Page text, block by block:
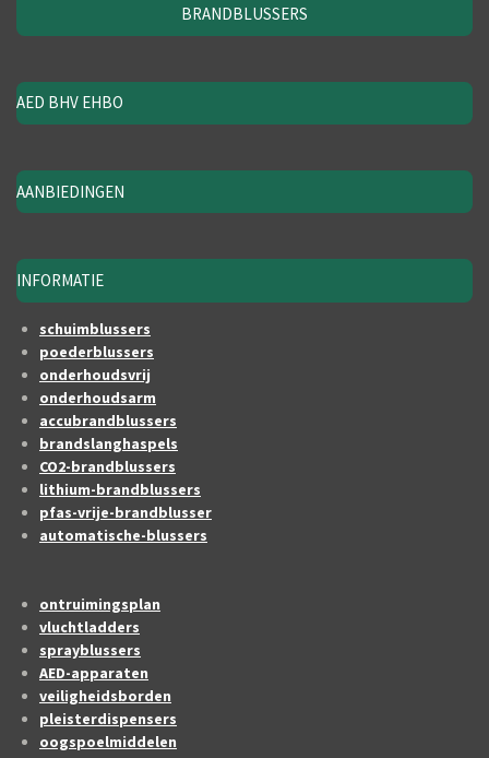
BRANDBLUSSERS
AED BHV EHBO
AANBIEDINGEN
INFORMATIE
schuimblussers
poederblussers
onderhoudsvrij
onderhoudsarm
accubrandblussers
brandslanghaspels
CO2-brandblussers
lithium-brandblussers
pfas-vrije-brandblusser
automatische-blussers
ontruimingsplan
vluchtladders
sprayblussers
AED-apparaten
veiligheidsborden
pleisterdispensers
oogspoelmiddelen